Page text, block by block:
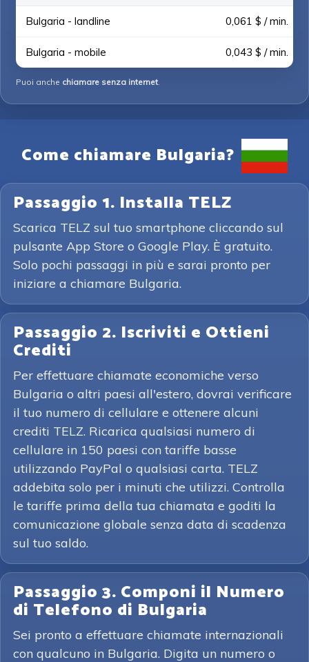
Bulgaria - landline 0,061 $ / min.
Bulgaria - mobile 0,043 $ / min.
Puoi anche chiamare senza internet.
Come chiamare Bulgaria?
Passaggio 1. Installa TELZ
Scarica TELZ sul tuo smartphone cliccando sul
pulsante App Store o Google Play. È gratuito.
Solo pochi passaggi in più e sarai pronto per
iniziare a chiamare Bulgaria.
Passaggio 2. Iscriviti e Ottieni
Crediti
Per effettuare chiamate economiche verso
Bulgaria o altri paesi all'estero, dovrai verificare
il tuo numero di cellulare e ottenere alcuni
crediti TELZ. Ricarica qualsiasi numero di
cellulare in 150 paesi con tariffe basse
utilizzando PayPal o qualsiasi carta. TELZ
addebita solo per i minuti che utilizzi. Controlla
le tariffe prima della tua chiamata e goditi la
comunicazione globale senza data di scadenza
sul tuo saldo.
Passaggio 3. Componi il Numero
di Telefono di Bulgaria
Sei pronto a effettuare chiamate internazionali
con qualcuno in Bulgaria. Digita un numero o